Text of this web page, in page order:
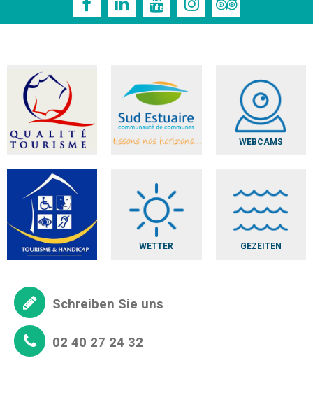
WEBCAMS
WETTER GEZEITEN
Schreiben Sie uns
02 40 27 24 32